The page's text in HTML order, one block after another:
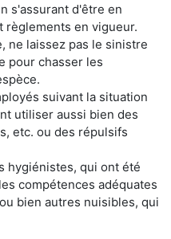
s'assurant d'être en
règlements en vigueur.
ne laissez pas le sinistre
pour chasser les
suivant la situation
utiliser aussi bien des
etc. ou des répulsifs
hygiénistes, qui ont été
compétences adéquates
bien autres nuisibles, qui